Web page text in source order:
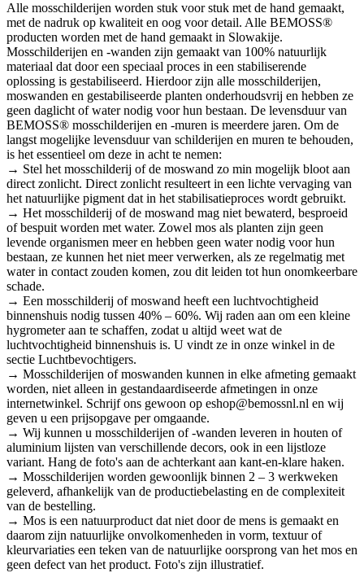
Alle mosschilderijen worden stuk voor stuk met de hand gemaakt,
met de nadruk op kwaliteit en oog voor detail. Alle BEMOSS®
producten worden met de hand gemaakt in Slowakije.
Mosschilderijen en -wanden zijn gemaakt van 100% natuurlijk
materiaal dat door een speciaal proces in een stabiliserende
oplossing is gestabiliseerd. Hierdoor zijn alle mosschilderijen,
moswanden en gestabiliseerde planten onderhoudsvrij en hebben ze
geen daglicht of water nodig voor hun bestaan. De levensduur van
BEMOSS® mosschilderijen en -muren is meerdere jaren. Om de
langst mogelijke levensduur van schilderijen en muren te behouden,
is het essentieel om deze in acht te nemen:
→ Stel het mosschilderij of de moswand zo min mogelijk bloot aan
direct zonlicht. Direct zonlicht resulteert in een lichte vervaging van
het natuurlijke pigment dat in het stabilisatieproces wordt gebruikt.
→ Het mosschilderij of de moswand mag niet bewaterd, besproeid
of bespuit worden met water. Zowel mos als planten zijn geen
levende organismen meer en hebben geen water nodig voor hun
bestaan, ze kunnen het niet meer verwerken, als ze regelmatig met
water in contact zouden komen, zou dit leiden tot hun onomkeerbare
schade.
→ Een mosschilderij of moswand heeft een luchtvochtigheid
binnenshuis nodig tussen 40% – 60%. Wij raden aan om een kleine
hygrometer aan te schaffen, zodat u altijd weet wat de
luchtvochtigheid binnenshuis is. U vindt ze in onze winkel in de
sectie Luchtbevochtigers.
→ Mosschilderijen of moswanden kunnen in elke afmeting gemaakt
worden, niet alleen in gestandaardiseerde afmetingen in onze
internetwinkel. Schrijf ons gewoon op eshop@bemossnl.nl en wij
geven u een prijsopgave per omgaande.
→ Wij kunnen u mosschilderijen of -wanden leveren in houten of
aluminium lijsten van verschillende decors, ook in een lijstloze
variant. Hang de foto's aan de achterkant aan kant-en-klare haken.
→ Mosschilderijen worden gewoonlijk binnen 2 – 3 werkweken
geleverd, afhankelijk van de productiebelasting en de complexiteit
van de bestelling.
→ Mos is een natuurproduct dat niet door de mens is gemaakt en
daarom zijn natuurlijke onvolkomenheden in vorm, textuur of
kleurvariaties een teken van de natuurlijke oorsprong van het mos en
geen defect van het product. Foto's zijn illustratief.